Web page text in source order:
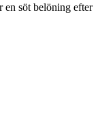
en söt belöning efter